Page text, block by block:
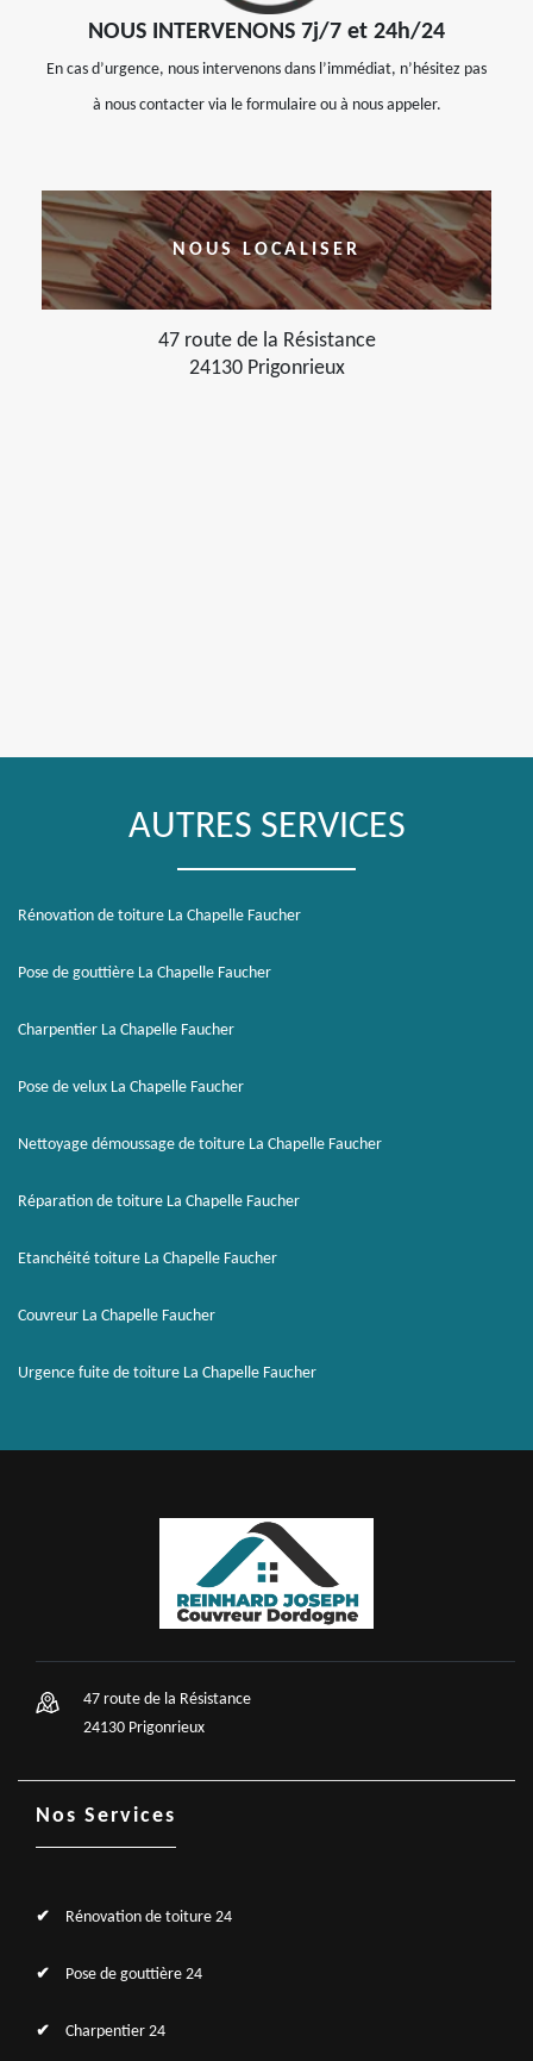
NOUS INTERVENONS 7j/7 et 24h/24
En cas d’urgence, nous intervenons dans l’immédiat, n’hésitez pas
à nous contacter via le formulaire ou à nous appeler.
NOUS LOCALISER
47 route de la Résistance
24130 Prigonrieux
AUTRES SERVICES
Rénovation de toiture La Chapelle Faucher
Pose de gouttière La Chapelle Faucher
Charpentier La Chapelle Faucher
Pose de velux La Chapelle Faucher
Nettoyage démoussage de toiture La Chapelle Faucher
Réparation de toiture La Chapelle Faucher
Etanchéité toiture La Chapelle Faucher
Couvreur La Chapelle Faucher
Urgence fuite de toiture La Chapelle Faucher
47 route de la Résistance
24130 Prigonrieux
Nos Services
Rénovation de toiture 24
Pose de gouttière 24
Charpentier 24